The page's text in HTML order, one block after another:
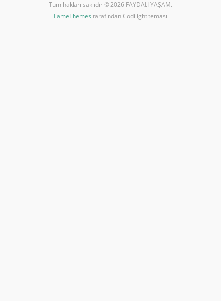
Tüm hakları saklıdır © 2026 FAYDALI YAŞAM.
FameThemes tarafından Codilight teması